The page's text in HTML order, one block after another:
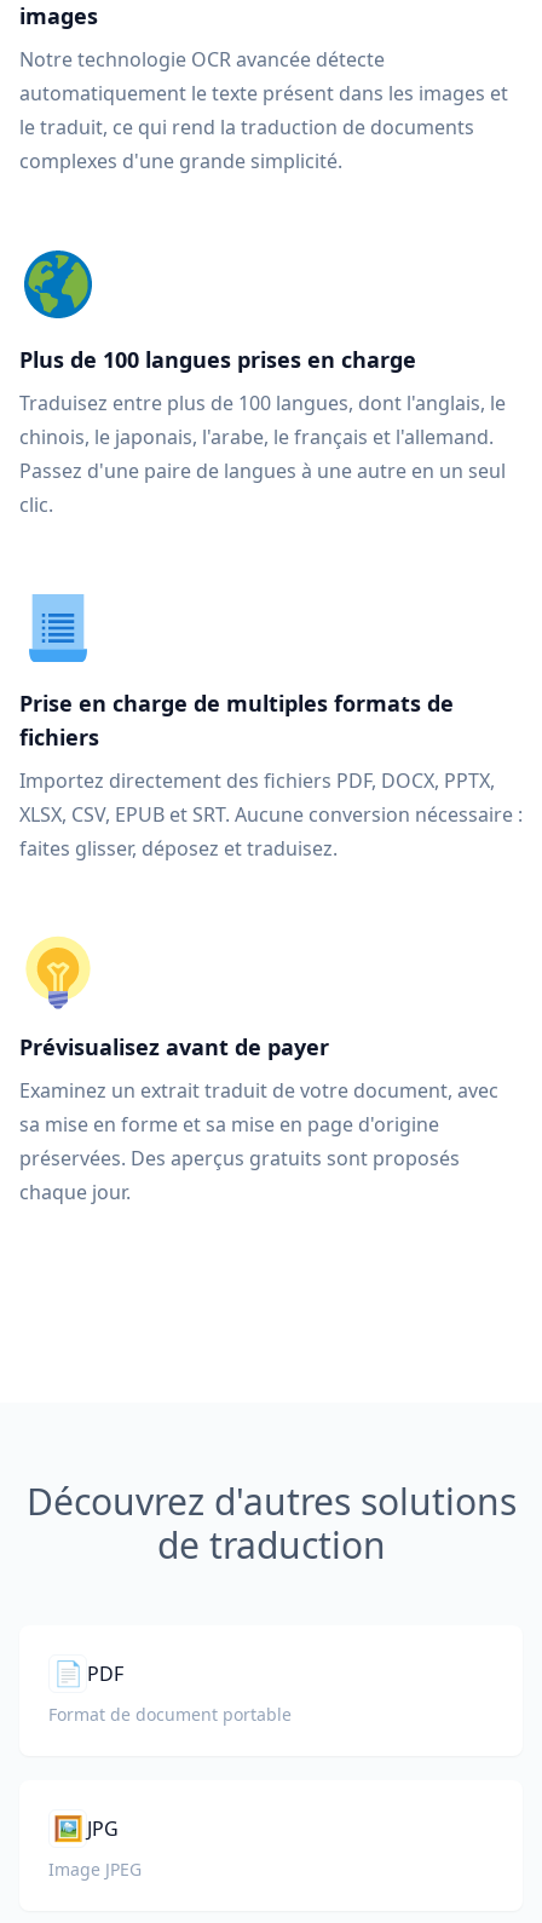
images
Notre technologie OCR avancée détecte
automatiquement le texte présent dans les images et
le traduit, ce qui rend la traduction de documents
complexes d'une grande simplicité.
Plus de 100 langues prises en charge
Traduisez entre plus de 100 langues, dont l'anglais, le
chinois, le japonais, l'arabe, le français et l'allemand.
Passez d'une paire de langues à une autre en un seul
clic.
Prise en charge de multiples formats de
fichiers
Importez directement des fichiers PDF, DOCX, PPTX,
XLSX, CSV, EPUB et SRT. Aucune conversion nécessaire :
faites glisser, déposez et traduisez.
Prévisualisez avant de payer
Examinez un extrait traduit de votre document, avec
sa mise en forme et sa mise en page d'origine
préservées. Des aperçus gratuits sont proposés
chaque jour.
Découvrez d'autres solutions
de traduction
📄 PDF
Format de document portable
🖼️ JPG
Image JPEG